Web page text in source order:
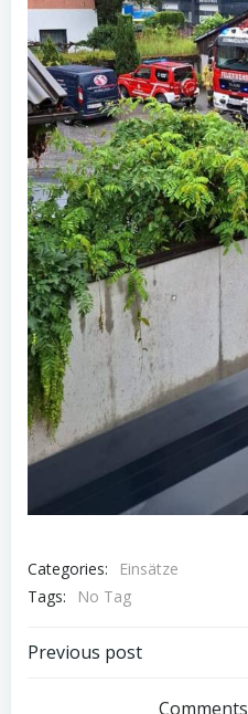
Categories:
Einsätze
Tags:
No Tag
Post
Previous post